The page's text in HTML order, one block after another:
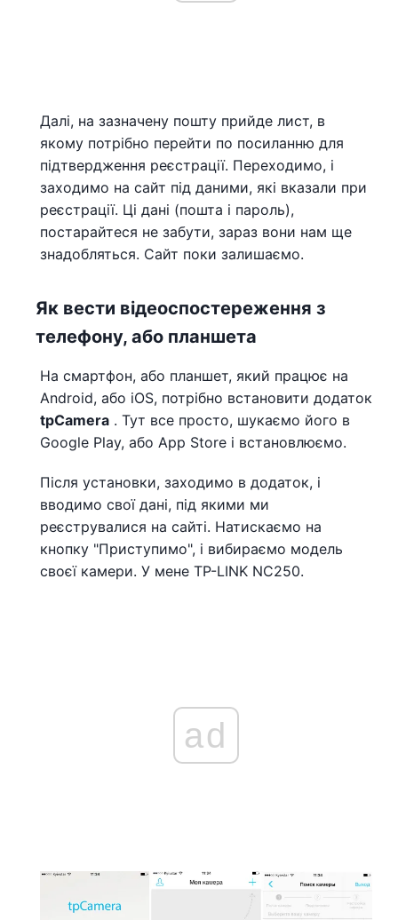
Далі, на зазначену пошту прийде лист, в
якому потрібно перейти по посиланню для
підтвердження реєстрації. Переходимо, і
заходимо на сайт під даними, які вказали при
реєстрації. Ці дані (пошта і пароль),
постарайтеся не забути, зараз вони нам ще
знадобляться. Сайт поки залишаємо.
Як вести відеоспостереження з
телефону, або планшета
На смартфон, або планшет, який працює на
Android, або iOS, потрібно встановити додаток
tpCamera . Тут все просто, шукаємо його в
Google Play, або App Store і встановлюємо.
Після установки, заходимо в додаток, і
вводимо свої дані, під якими ми
реєструвалися на сайті. Натискаємо на
кнопку "Приступимо", і вибираємо модель
своєї камери. У мене TP-LINK NC250.
ad